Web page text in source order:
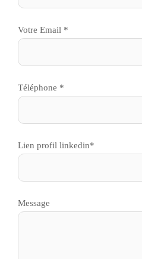
Votre Email *
Téléphone *
Lien profil linkedin*
Message